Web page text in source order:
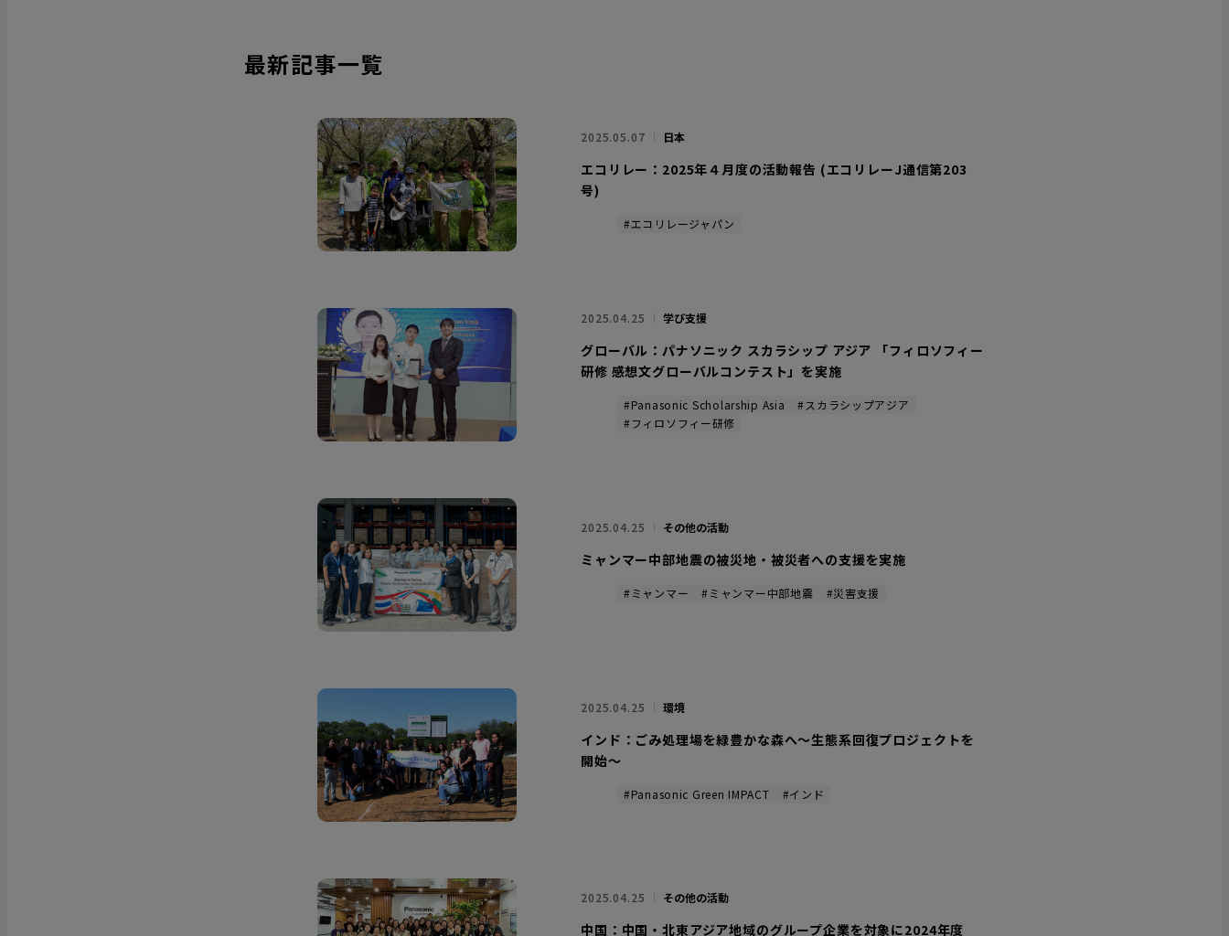
最新記事一覧
2025.05.07 日本
エコリレー：2025年４月度の活動報告 (エコリレーJ通信第203
号)
#エコリレージャパン
2025.04.25 学び支援
グローバル：パナソニック スカラシップ アジア 「フィロソフィー
研修 感想文グローバルコンテスト」を実施
#Panasonic Scholarship Asia
#スカラシップアジア
#フィロソフィー研修
2025.04.25 その他の活動
ミャンマー中部地震の被災地・被災者への支援を実施
#ミャンマー #ミャンマー中部地震 #災害支援
2025.04.25 環境
インド：ごみ処理場を緑豊かな森へ～生態系回復プロジェクトを
開始～
#Panasonic Green IMPACT #インド
2025.04.25 その他の活動
中国：中国・北東アジア地域のグループ企業を対象に2024年度